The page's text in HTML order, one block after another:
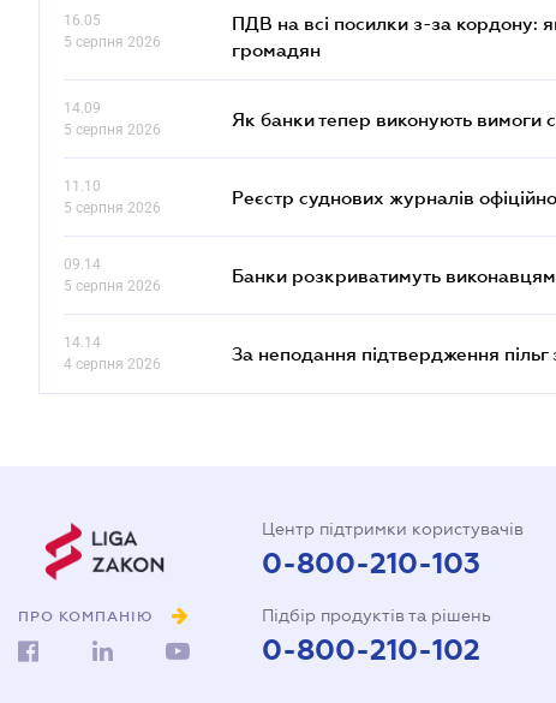
16.05
5 серпня 2026
ПДВ на всі посилки з-за кордону:
громадян
14.09
5 серпня 2026
Як банки тепер виконують вимоги
11.10
5 серпня 2026
Реєстр суднових журналів
09.14
5 серпня 2026
Банки розкриватимуть
14.14
4 серпня 2026
За неподання підтвердження
ПРО КОМПАНІЮ
Центр підтримки користувачів
0-800-210-103
Підбір продуктів та рішень
0-800-210-102